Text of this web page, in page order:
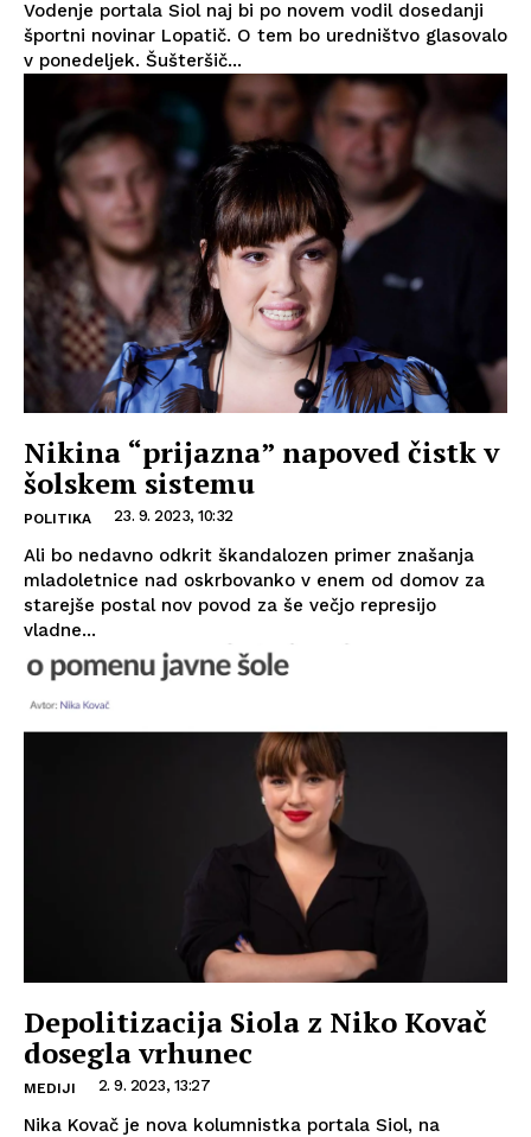
Vodenje portala Siol naj bi po novem vodil dosedanji
športni novinar Lopatič. O tem bo uredništvo glasovalo
v ponedeljek. Šušteršič...
Nikina “prijazna” napoved čistk v
šolskem sistemu
POLITIKA 23. 9. 2023, 10:32
Ali bo nedavno odkrit škandalozen primer znašanja
mladoletnice nad oskrbovanko v enem od domov za
starejše postal nov povod za še večjo represijo
vladne...
Depolitizacija Siola z Niko Kovač
dosegla vrhunec
MEDIJI 2. 9. 2023, 13:27
Nika Kovač je nova kolumnistka portala Siol, na